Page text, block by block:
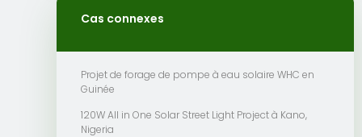
Cas connexes
Projet de forage de pompe à eau solaire WHC en
Guinée
120W All in One Solar Street Light Project à Kano,
Nigeria